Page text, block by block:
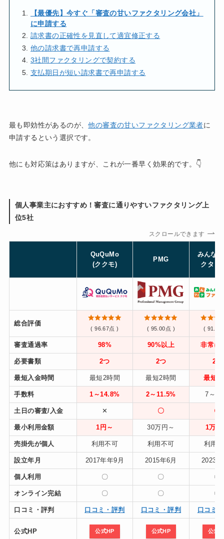
【最優先】今すぐ「審査の甘いファクタリング会社」
に申請する
請求書の正確性を見直して適宜修正する
他の請求書で再申請する
3社間ファクタリングで契約する
支払期日が短い請求書で再申請する
最も即効性があるのが、他の審査の甘いファクタリング業者に
申請するという選択です。
他にも対応策はありますが、これが一番早く効果的です。👇
個人事業主におすすめ！審査に通りやすいファクタリング上
位5社
スクロールできます
QuQuMo
(ククモ)
PMG
みんな
クタリ
総合評価
( 96.67点 ) ( 95.00点 ) ( 91.67
審査通過率 98% 90%以上 非常に
必要書類 2つ 2つ 2つ
最短入金時間 最短2時間 最短2時間 最短
手数料 1～14.8% 2～11.5% 7～
土日の審査/入金 ✕ 〇 〇
最小利用金額 1円～ 30万円～ 1万円
売掛先が個人 利用不可 利用不可 利用
設立年月 2017年年9月 2015年6月 2023
個人利用 〇 〇 〇
オンライン完結 〇 〇 〇
口コミ・評判 口コミ・評判 口コミ・評判 口コミ
公式HP 公式HP 公式HP 公式